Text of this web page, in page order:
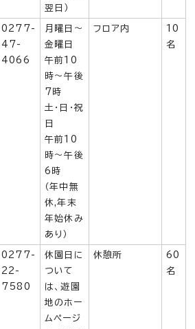
翌日）
0277-
47-
4066
月曜日〜
金曜日
午前10
時〜午後
7時
土・日・祝
日
午前10
時〜午後
6時
（年中無
休,年末
年始休み
あり）
フロア内
10
名
0277-
22-
7580
休園日に
ついて
は、遊園
地のホー
ムページ
休憩所
60
名